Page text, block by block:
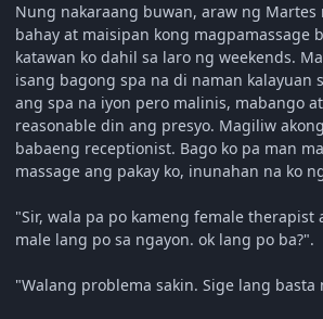
Nung nakaraang buwan, araw ng Martes
bahay at maisipan kong magpamassage
katawan ko dahil sa laro ng weekends.
isang bagong spa na di naman kalayuan
ang spa na iyon pero malinis, mabango
reasonable din ang presyo. Magiliw
babaeng receptionist. Bago ko pa man
massage ang pakay ko, inunahan na ko
"Sir, wala pa po kameng female therapist
male lang po sa ngayon. ok lang po ba?".
"Walang problema sakin. Sige lang basta